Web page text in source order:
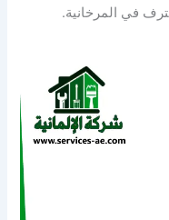
في المرخانية.